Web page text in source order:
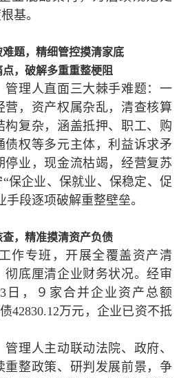
基。
题，精细管控摸清家底
点，破解多重重整梗阻
理人直面三大棘手难题：一
营，资产权属杂乱，清查核算
构复杂，涵盖抵押、职工、购
债权等多元主体，利益诉求矛
停业，现金流枯竭，经营复苏
保企业、保就业、保稳定、促
段逐项破解重整壁垒。
查，精准摸清资产负债
专班，开展全覆盖资产清
彻底厘清企业财务状况。经审
日，９家合并企业资产总额
42830.12万元，企业已资不抵
人主动联动法院、政府、
重整政策、研判发展前景，争